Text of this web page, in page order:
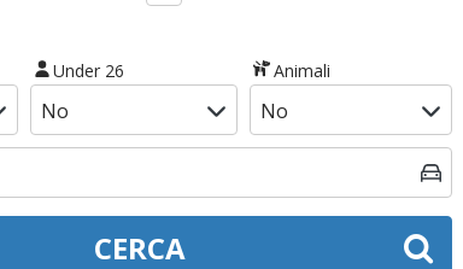
Under 26 Animali
CERCA